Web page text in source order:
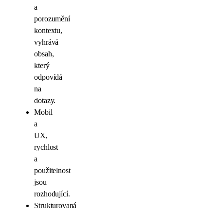
a
porozumění
kontextu,
vyhrává
obsah,
který
odpovídá
na
dotazy.
Mobil
a
UX,
rychlost
a
použitelnost
jsou
rozhodující.
Strukturovaná